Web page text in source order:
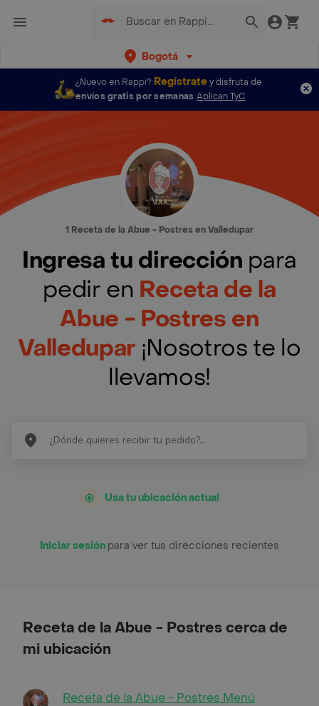
Bogotá
¿Nuevo en Rappi? Regístratey disfruta de
envíos gratis por semanas Aplican TyC
1 Receta de la Abue - Postres en Valledupar
Ingresa tu dirección para
pedir en Receta de la
Abue - Postres en
Valledupar¡Nosotros te lo
llevamos!
Usa tu ubicación actual
Iniciar sesión para ver tus direcciones recientes
Receta de la Abue - Postres cerca de
mi ubicación
Receta de la Abue - Postres Menú